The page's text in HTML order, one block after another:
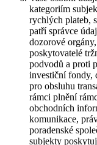
kategoriím
rychlých plateb,
patří správce
dozorové
poskytovatelé
podvodů a proti
investiční fondy,
pro obsluhu
rámci plnění
obchodních
komunikace,
poradenské
subjekty